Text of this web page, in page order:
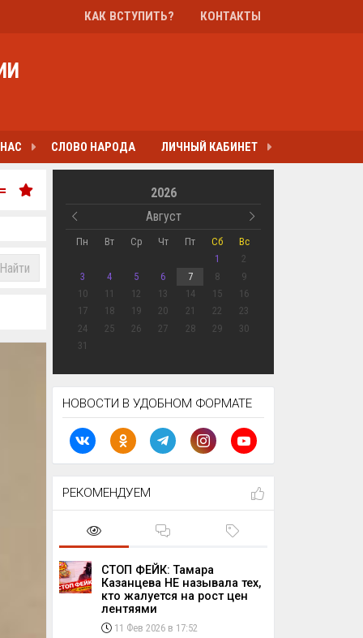
КАК ВСТУПИТЬ? КОНТАКТЫ
СЛОВО НАРОДА ЛИЧНЫЙ КАБИНЕТ
Найти
2026
Август
Пн Вт Ср Чт Пт Сб
Вс
1
2
3
4 5 6 7 8
9
10
11 12 13 14 15
16
17
18 19 20 21 22
23
24
25 26 27 28 29
30
31
НОВОСТИ В УДОБНОМ ФОРМАТЕ
РЕКОМЕНДУЕМ
СТОП ФЕЙК: Тамара
Казанцева НЕ называла тех,
кто жалуется на рост цен
лентяями
11 Фев 2026 в 17:52